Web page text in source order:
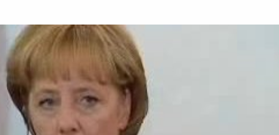
Показать следующие материалы
Калининградской области
область, Горки